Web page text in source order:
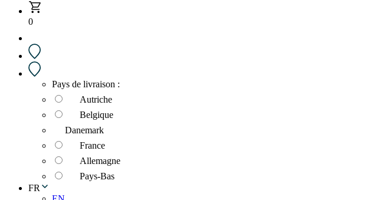
0
Pays de livraison :
Autriche
Belgique
Danemark
France
Allemagne
Pays-Bas
FR